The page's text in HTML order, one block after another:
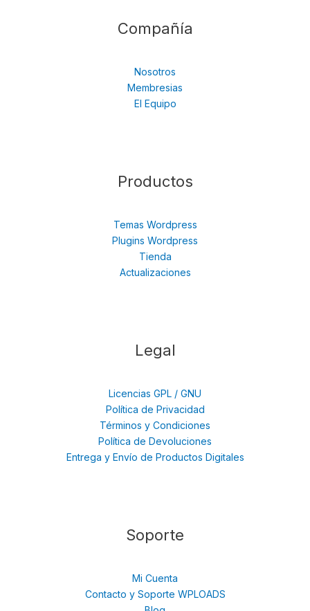
Compañía
Nosotros
Membresias
El Equipo
Productos
Temas Wordpress
Plugins Wordpress
Tienda
Actualizaciones
Legal
Licencias GPL / GNU
Política de Privacidad
Términos y Condiciones
Política de Devoluciones
Entrega y Envío de Productos Digitales
Soporte
Mi Cuenta
Contacto y Soporte WPLOADS